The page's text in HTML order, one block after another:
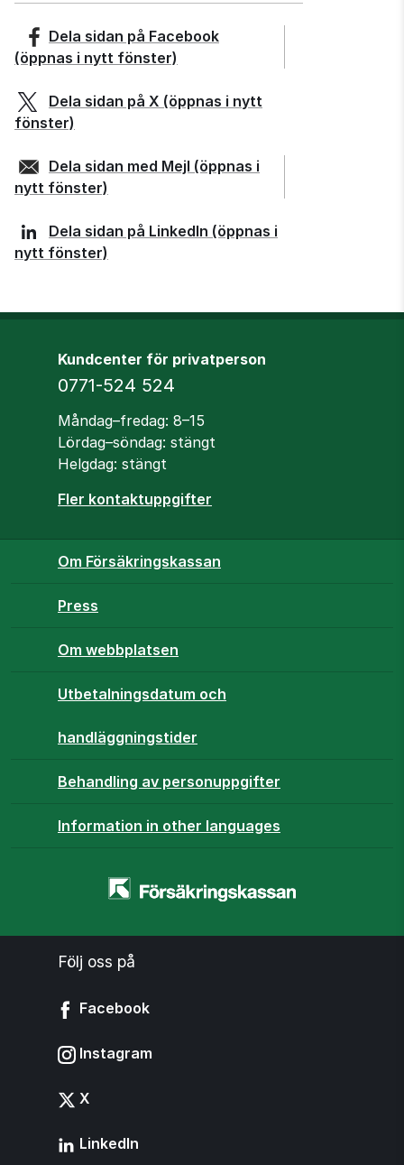
Dela sidan på Facebook
(öppnas i nytt fönster)
Dela sidan på X (öppnas i nytt
fönster)
Dela sidan med Mejl (öppnas i
nytt fönster)
Dela sidan på LinkedIn (öppnas i
nytt fönster)
Kundcenter för privatperson
Telefon
0771-524 524
Öppettider
Måndag–fredag: 8–15
Lördag–söndag: stängt
Helgdag: stängt
Fler kontaktuppgifter
Om Försäkringskassan
Press
Om webbplatsen
Utbetalningsdatum och
handläggningstider
Behandling av personuppgifter
Information in other languages
Startsidan
Följ oss på
Facebook
Instagram
X
LinkedIn